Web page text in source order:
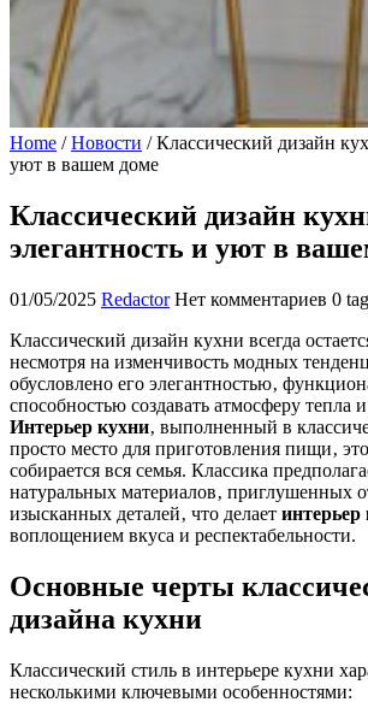
Home /Новости /Классический дизайн
уют в вашем доме
Классический дизайн
элегантность и уют в
01/05/2025 Redactor Нет комментариев 0
Классический дизайн кухни всегда
несмотря на изменчивость модных
обусловлено его элегантностью‚
способностью создавать атмосферу тепла
Интерьер кухни‚ выполненный в
просто место для приготовления пищи‚
собирается вся семья. Классика
натуральных материалов‚ приглушенных
изысканных деталей‚ что делает интерьер
воплощением вкуса и респектабельности.
Основные черты
дизайна кухни
Классический стиль в интерьере кухни
несколькими ключевыми особенностями: